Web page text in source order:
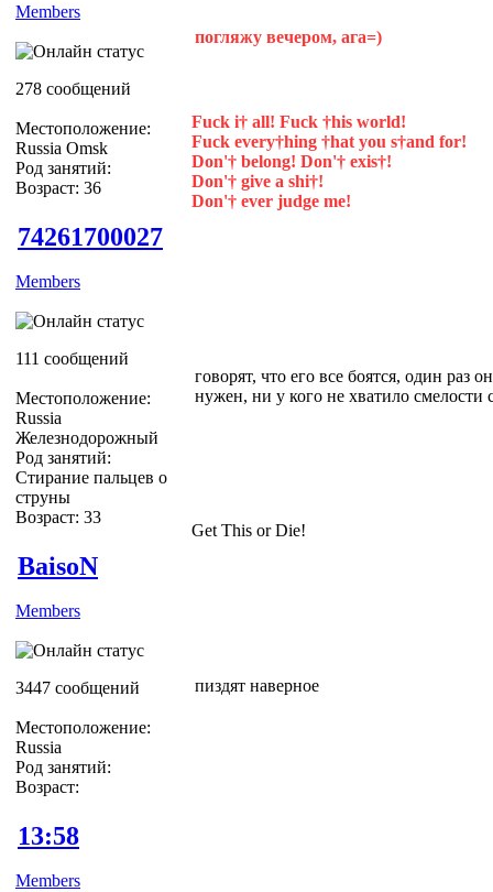
Members
278 сообщений
Местоположение:
Russia Omsk
Род занятий:
Возраст: 36
погляжу вечером, ага=)
Fuck i† all! Fuck †his world!
Fuck every†hing †hat you s†and for!
Don'† belong! Don'† exis†!
Don'† give a shi†!
Don'† ever judge me!
74261700027
Members
111 сообщений
Местоположение:
Russia
Железнодорожный
Род занятий:
Стирание пальцев о
струны
Возраст: 33
говорят, что его все боятся, один
нужен, ни у кого не хватило смелости
Get This or Die!
BaisoN
Members
3447 сообщений
Местоположение:
Russia
Род занятий:
Возраст:
пиздят наверное
13:58
Members